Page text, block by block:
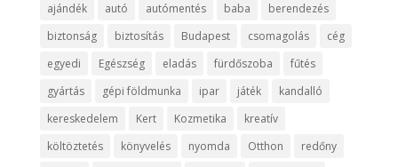
ajándék autó autómentés baba
berendezés
biztonság
biztosítás Budapest csomagolás
cég
egyedi
Egészség eladás fürdőszoba
fűtés
gyártás
gépi földmunka ipar játék
kandalló
kereskedelem
Kert Kozmetika
kreatív
költöztetés
könyvelés nyomda Otthon
redőny